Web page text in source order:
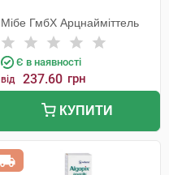
Мібе ГмбХ Арцнайміттель
Є в наявності
від 237.60 грн
КУПИТИ